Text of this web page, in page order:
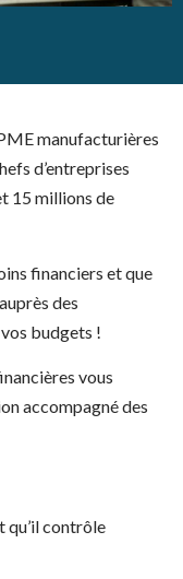
manufacturières
d’entreprises
15 millions de
financiers et que
des
budgets !
vous
accompagné des
qu’il contrôle